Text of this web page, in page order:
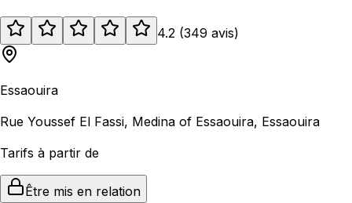
4.2 (349 avis)
Essaouira
Rue Youssef El Fassi, Medina of Essaouira, Essaouira
Tarifs à partir de
Être mis en relation